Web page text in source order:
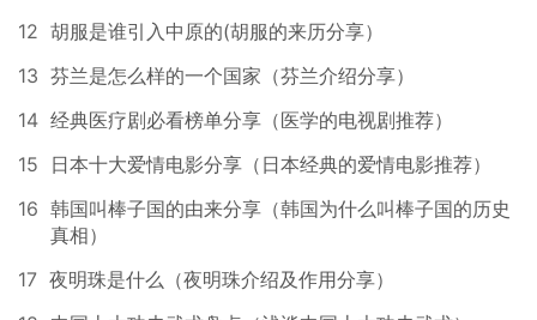
12 胡服是谁引入中原的(胡服的来历分享）
13 芬兰是怎么样的一个国家（芬兰介绍分享）
14 经典医疗剧必看榜单分享（医学的电视剧推荐）
15
日本十大爱情电影分享（日本经典的爱情电影推荐）
16 韩国叫棒子国的由来分享（韩国为什么叫棒子国的历史
真相）
17 夜明珠是什么（夜明珠介绍及作用分享）